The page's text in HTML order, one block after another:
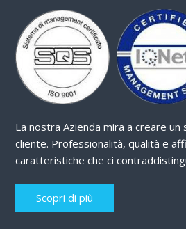
La nostra Azienda mira a creare un
cliente. Professionalità, qualità e
caratteristiche che ci
Scopri di più